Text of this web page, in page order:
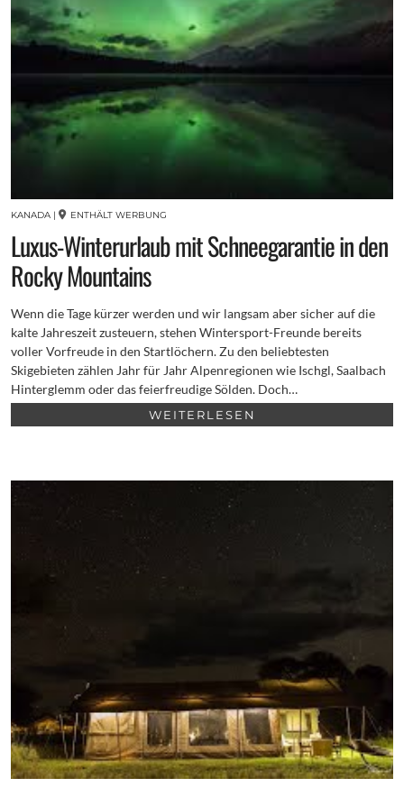
KANADA | ENTHÄLT WERBUNG
Luxus-Winterurlaub mit Schneegarantie in den
Rocky Mountains
Wenn die Tage kürzer werden und wir langsam aber sicher auf die
kalte Jahreszeit zusteuern, stehen Wintersport-Freunde bereits
voller Vorfreude in den Startlöchern. Zu den beliebtesten
Skigebieten zählen Jahr für Jahr Alpenregionen wie Ischgl, Saalbach
Hinterglemm oder das feierfreudige Sölden. Doch…
WEITERLESEN